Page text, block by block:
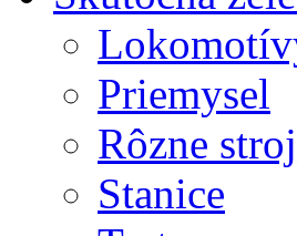
Priemysel
Rôzne
Stanice